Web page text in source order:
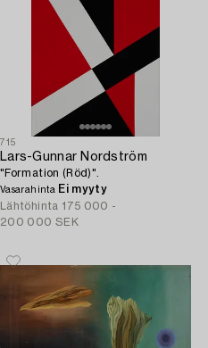
715
Lars-Gunnar Nordström
"Formation (Röd)".
Vasarahinta Ei myyty
Lähtöhinta 175 000 -
200 000 SEK